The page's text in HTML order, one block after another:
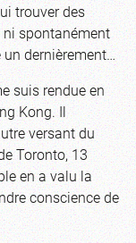
trouver des
spontanément
dernièrement…
suis rendue en
Kong. Il
versant du
Toronto, 13
en a valu la
conscience de